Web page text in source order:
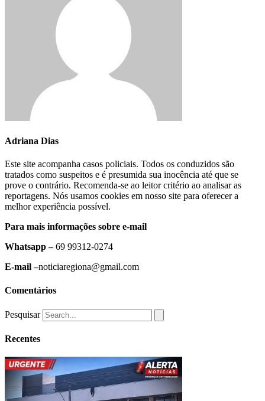
Adriana Dias
Este site acompanha casos policiais. Todos os conduzidos são
tratados como suspeitos e é presumida sua inocência até que se
prove o contrário. Recomenda-se ao leitor critério ao analisar as
reportagens. Nós usamos cookies em nosso site para oferecer a
melhor experiência possível.
Para mais informações sobre e-mail
Whatsapp –69 99312-0274
E-mail –noticiaregiona@gmail.com
Comentários
Pesquisar
Recentes